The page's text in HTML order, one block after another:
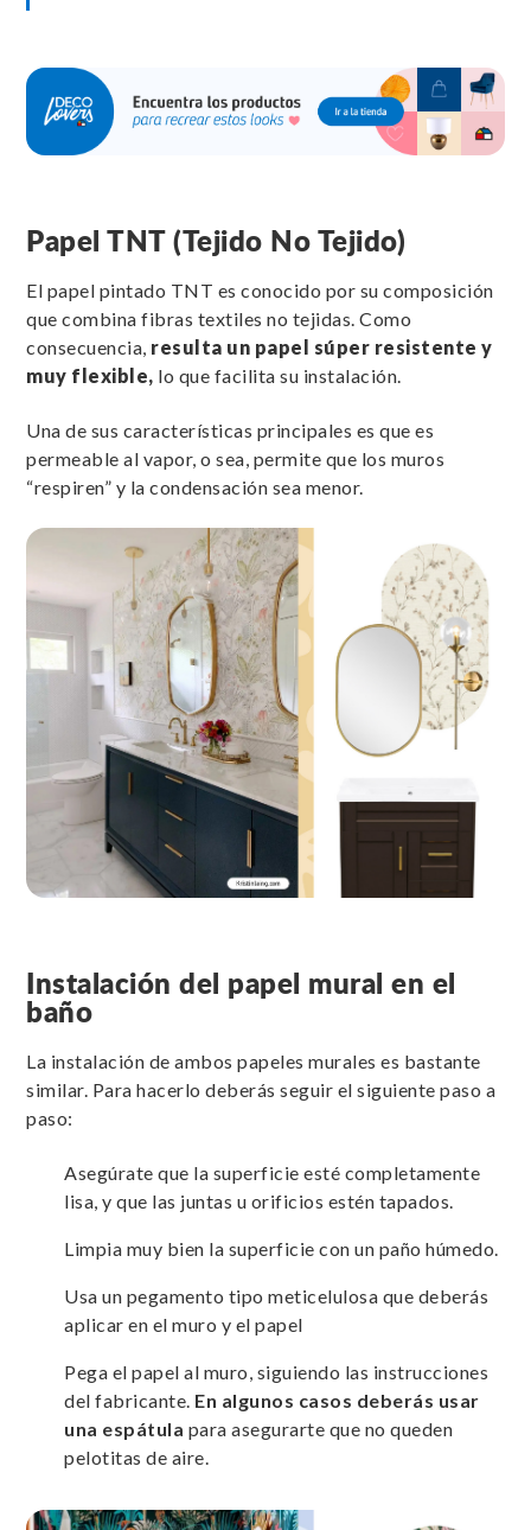
Papel TNT (Tejido No Tejido)
El papel pintado TNT es conocido por su composición
que combina fibras textiles no tejidas. Como
consecuencia, resulta un papel súper resistente y
muy flexible, lo que facilita su instalación.
Una de sus características principales es que es
permeable al vapor, o sea, permite que los muros
“respiren” y la condensación sea menor.
Instalación del papel mural en el
baño
La instalación de ambos papeles murales es bastante
similar. Para hacerlo deberás seguir el siguiente paso a
paso:
Asegúrate que la superficie esté completamente
lisa, y que las juntas u orificios estén tapados.
Limpia muy bien la superficie con un paño húmedo.
Usa un pegamento tipo meticelulosa que deberás
aplicar en el muro y el papel
Pega el papel al muro, siguiendo las instrucciones
del fabricante. En algunos casos deberás usar
una espátula para asegurarte que no queden
pelotitas de aire.